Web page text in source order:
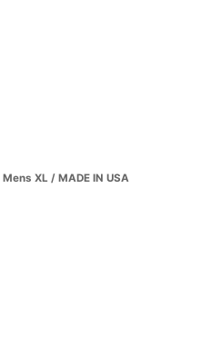
XL / MADE IN USA